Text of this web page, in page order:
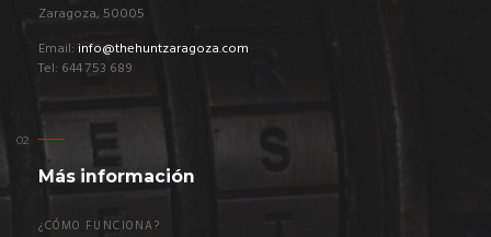
Zaragoza, 50005
Email: info@thehuntzaragoza.com
Tel: 644 753 689
Más información
¿CÓMO FUNCIONA?